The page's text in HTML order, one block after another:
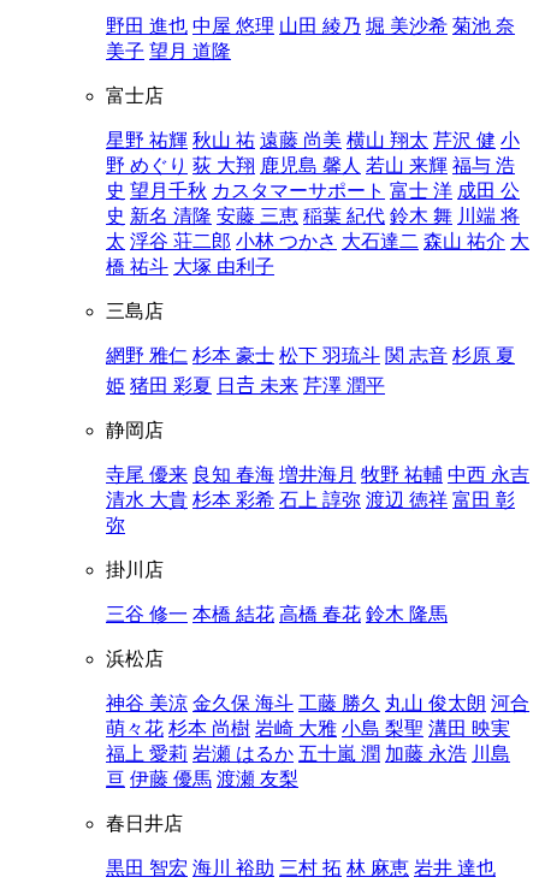
野田 進也 中屋 悠理 山田 綾乃 堀 美沙希 菊池 奈
美子 望月 道隆
富士店
星野 祐輝 秋山 祐 遠藤 尚美 横山 翔太 芹沢 健 小
野 めぐり 荻 大翔 鹿児島 馨人 若山 来輝 福与 浩
史 望月千秋 カスタマーサポート 富士 洋 成田 公
史 新名 清隆 安藤 三恵 稲葉 紀代 鈴木 舞 川端 将
太 浮谷 荘二郎 小林 つかさ 大石達二 森山 祐介 大
橋 祐斗 大塚 由利子
三島店
網野 雅仁 杉本 豪士 松下 羽琉斗 関 志音 杉原 夏
姫 猪田 彩夏 日𠮷 未来 芹澤 潤平
静岡店
寺尾 優来 良知 春海 増井海月 牧野 祐輔 中西 永吉
清水 大貴 杉本 彩希 石上 諄弥 渡辺 徳祥 富田 彰
弥
掛川店
三谷 修一 本橋 結花 高橋 春花 鈴木 隆馬
浜松店
神谷 美涼 金久保 海斗 工藤 勝久 丸山 俊太朗 河合
萌々花 杉本 尚樹 岩崎 大雅 小島 梨聖 溝田 映実
福上 愛莉 岩瀬 はるか 五十嵐 潤 加藤 永浩 川島
亘 伊藤 優馬 渡瀬 友梨
春日井店
黒田 智宏 海川 裕助 三村 拓 林 麻恵 岩井 達也